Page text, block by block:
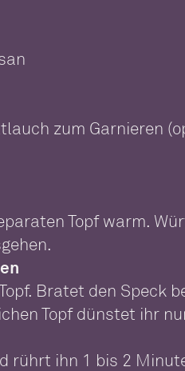
zum Garnieren
Topf warm.
Bratet den
Topf dünstet ihr
rührt ihn 1 bis 2